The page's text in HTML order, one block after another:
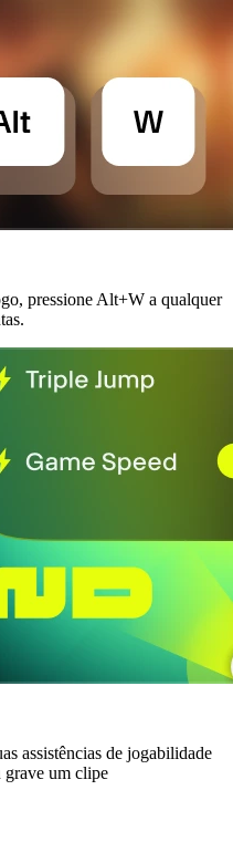
pressione Alt+W a qualquer
assistências de jogabilidade
grave um clipe